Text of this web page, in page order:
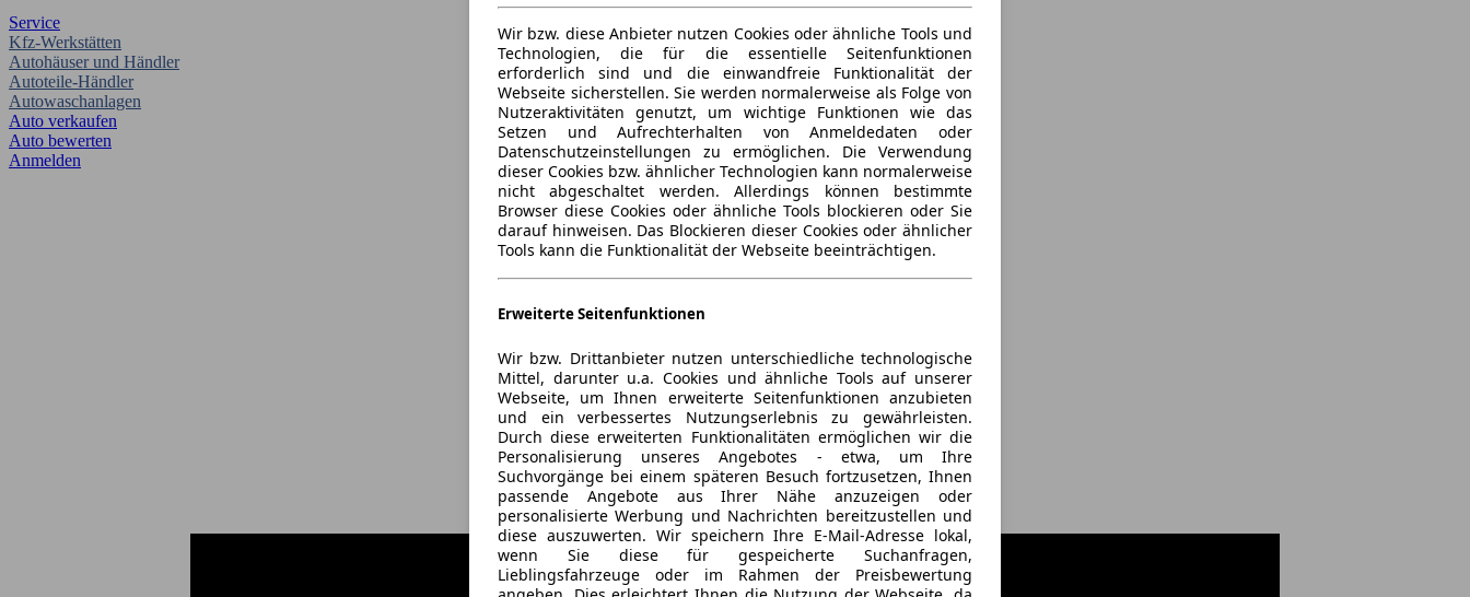
Service
Kfz-Werkstätten
Autohäuser und Händler
Autoteile-Händler
Autowaschanlagen
Auto verkaufen
Auto bewerten
Anmelden
Wir bzw. diese Anbieter nutzen Cookies oder ähnliche Tools und
Technologien, die für die essentielle Seitenfunktionen
erforderlich sind und die einwandfreie Funktionalität der
Webseite sicherstellen. Sie werden normalerweise als Folge von
Nutzeraktivitäten genutzt, um wichtige Funktionen wie das
Setzen und Aufrechterhalten von Anmeldedaten oder
Datenschutzeinstellungen zu ermöglichen. Die Verwendung
dieser Cookies bzw. ähnlicher Technologien kann normalerweise
nicht abgeschaltet werden. Allerdings können bestimmte
Browser diese Cookies oder ähnliche Tools blockieren oder Sie
darauf hinweisen. Das Blockieren dieser Cookies oder ähnlicher
Tools kann die Funktionalität der Webseite beeinträchtigen.
Erweiterte Seitenfunktionen
Wir bzw. Drittanbieter nutzen unterschiedliche technologische
Mittel, darunter u.a. Cookies und ähnliche Tools auf unserer
Webseite, um Ihnen erweiterte Seitenfunktionen anzubieten
und ein verbessertes Nutzungserlebnis zu gewährleisten.
Durch diese erweiterten Funktionalitäten ermöglichen wir die
Personalisierung unseres Angebotes - etwa, um Ihre
Suchvorgänge bei einem späteren Besuch fortzusetzen, Ihnen
passende Angebote aus Ihrer Nähe anzuzeigen oder
personalisierte Werbung und Nachrichten bereitzustellen und
diese auszuwerten. Wir speichern Ihre E-Mail-Adresse lokal,
wenn Sie diese für gespeicherte Suchanfragen,
Lieblingsfahrzeuge oder im Rahmen der Preisbewertung